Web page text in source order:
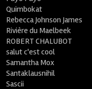
Quimbokat
Rebecca Johnson James
Rivière du Maelbeek
ROBERT CHALUBOT
salut c'est cool
Samantha Mox
Santaklausnihil
Sascii